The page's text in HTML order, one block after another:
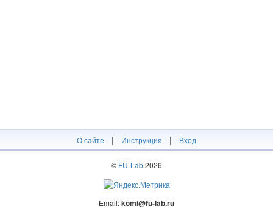
О сайте | Инструкция | Вход
© FU-Lab2026
Email:komi@fu-lab.ru